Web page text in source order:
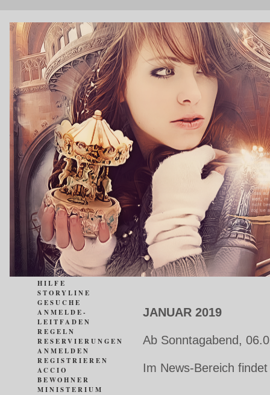
HILFE
STORYLINE
GESUCHE
ANMELDE-
LEITFADEN
REGELN
RESERVIERUNGEN
ANMELDEN
REGISTRIEREN
ACCIO
BEWOHNER
MINISTERIUM
JANUAR 2019
Ab Sonntagabend,
Im News-Bereich